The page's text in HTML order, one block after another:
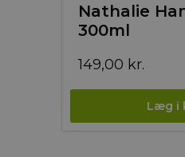
Nathalie
300ml
149,00 kr.